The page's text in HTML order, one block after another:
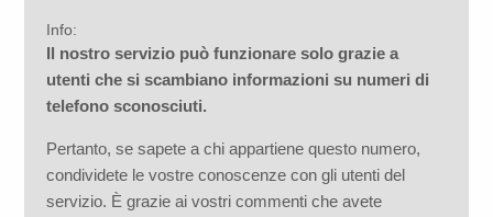
Info:
Il nostro servizio può funzionare solo grazie a
utenti che si scambiano informazioni su numeri di
telefono sconosciuti.
Pertanto, se sapete a chi appartiene questo numero,
condividete le vostre conoscenze con gli utenti del
servizio. È grazie ai vostri commenti che avete